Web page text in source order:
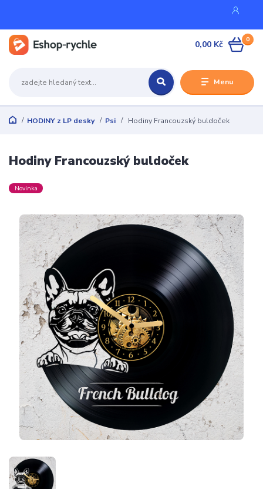
Menu
0
0,00 Kč
HODINY z LP desky Psi Hodiny Francouzský buldoček
Hodiny Francouzský buldoček
Novinka